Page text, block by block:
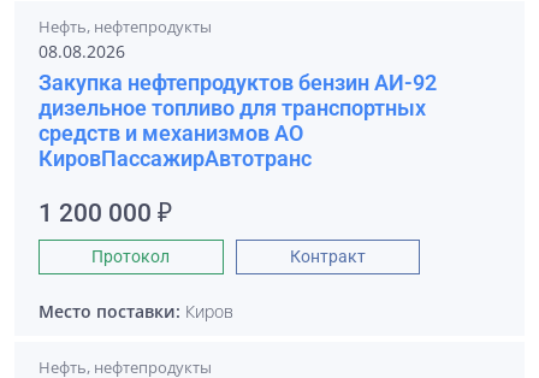
Нефть, нефтепродукты
08.08.2026
Закупка нефтепродуктов бензин АИ-92
дизельное топливо для транспортных
средств и механизмов АО
КировПассажирАвтотранс
1 200 000 ₽
Протокол Контракт
Место поставки: Киров
Нефть, нефтепродукты